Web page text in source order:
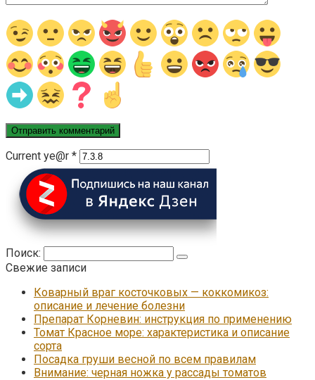
Current ye@r *
Поиск:
Свежие записи
Коварный враг косточковых — коккомикоз:
описание и лечение болезни
Препарат Корневин: инструкция по применению
Томат Красное море: характеристика и описание
сорта
Посадка груши весной по всем правилам
Внимание: черная ножка у рассады томатов